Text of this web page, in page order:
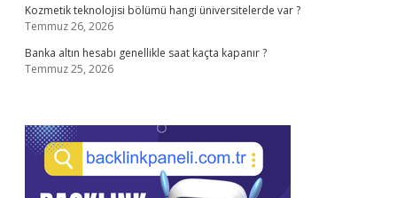
Kozmetik teknolojisi bölümü hangi üniversitelerde var ?
Temmuz 26, 2026
Banka altın hesabı genellikle saat kaçta kapanır ?
Temmuz 25, 2026